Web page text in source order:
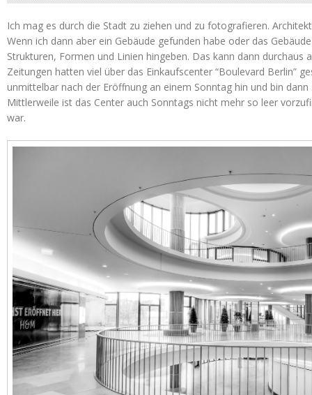
Ich mag es durch die Stadt zu ziehen und zu fotografieren.
Wenn ich dann aber ein Gebäude gefunden habe oder das
Strukturen, Formen und Linien hingeben. Das kann dann durchaus
Zeitungen hatten viel über das Einkaufscenter “Boulevard Berlin”
unmittelbar nach der Eröffnung an einem Sonntag hin und bin
Mittlerweile ist das Center auch Sonntags nicht mehr so leer
war.